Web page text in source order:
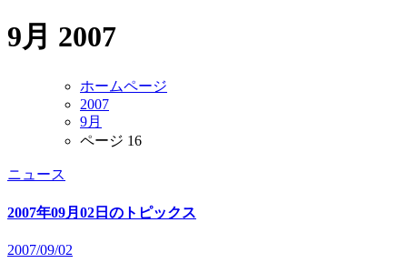
9月 2007
ホームページ
2007
9月
ページ 16
ニュース
2007年09月02日のトピックス
2007/09/02